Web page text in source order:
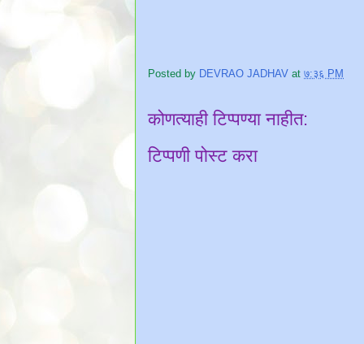
Posted by DEVRAO JADHAV at ७:३६ PM
कोणत्याही टिप्पण्‍या नाहीत:
टिप्पणी पोस्ट करा